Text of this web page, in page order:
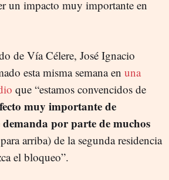
un impacto muy importante en
de Vía Célere, José Ignacio
esta misma semana en una
que “estamos convencidos de
muy importante de
por parte de muchos
arriba) de la segunda residencia
el bloqueo”.